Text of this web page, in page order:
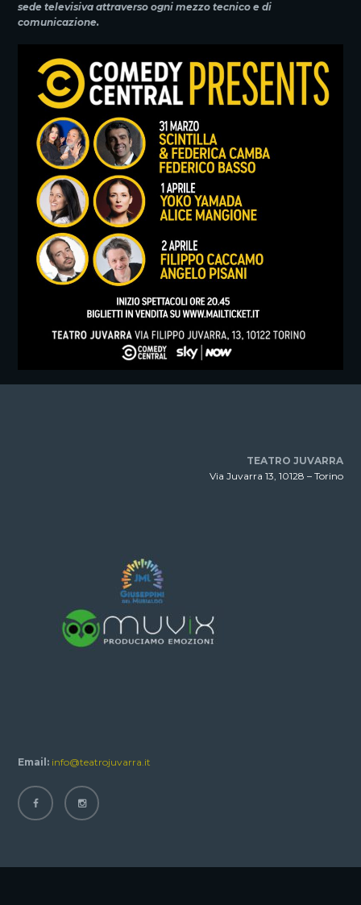
sede televisiva attraverso ogni mezzo tecnico e di
comunicazione.
TEATRO JUVARRA
Via Juvarra 13, 10128 – Torino
Email: info@teatrojuvarra.it